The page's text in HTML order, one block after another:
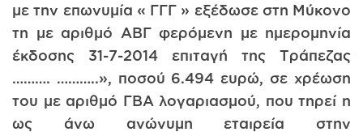
με την επωνυμία « ΓΓΓ » εξέδωσε στη Μύκονο
τη με αριθμό ΑΒΓ φερόμενη με ημερομηνία
έκδοσης 31-7-2014 επιταγή της Τράπεζας
………. ………..», ποσού 6.494 ευρώ, σε χρέωση
του με αριθμό ΓΒΑ λογαριασμού, που τηρεί η
ως άνω ανώνυμη εταιρεία στην